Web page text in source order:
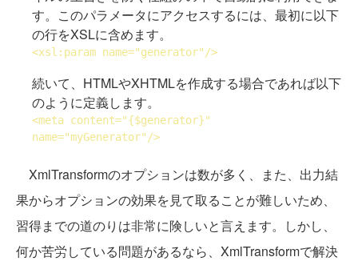
す。このパラメータにアクセスするには、最初に以下
の行をXSLに含めます。
<xsl:param name="generator"/>
続いて、HTMLやXHTMLを作成する場合であれば以下
のように定義します。
<meta content
name="myGenerator"/>
XmlTransformのオプションは数が多く、また、出力結
果からオプションの効果を見て取ることが難しいため、
習得までの道のりは非常に険しいと言えます。しかし、
何か苦労している問題があるなら、XmlTransformで解決